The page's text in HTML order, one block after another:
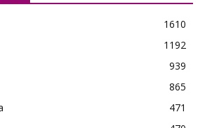
1610
1192
939
865
471